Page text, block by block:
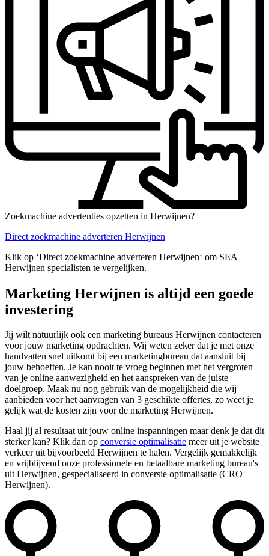
Zoekmachine advertenties opzetten in Herwijnen?
Direct zoekmachine adverteren Herwijnen
Klik op ‘Direct zoekmachine adverteren Herwijnen‘ om SEA
Herwijnen specialisten te vergelijken.
Marketing Herwijnen is altijd een goede
investering
Jij wilt natuurlijk ook een marketing bureaus Herwijnen contacteren
voor jouw marketing opdrachten. Wij weten zeker dat je met onze
handvatten snel uitkomt bij een marketingbureau dat aansluit bij
jouw behoeften. Je kan nooit te vroeg beginnen met het vergroten
van je online aanwezigheid en het aanspreken van de juiste
doelgroep. Maak nu nog gebruik van de mogelijkheid die wij
aanbieden voor het aanvragen van 3 geschikte offertes, zo weet je
gelijk wat de kosten zijn voor de marketing Herwijnen.
Haal jij al resultaat uit jouw online inspanningen maar denk je dat dit
sterker kan? Klik dan op conversie optimalisatie meer uit je website
verkeer uit bijvoorbeeld Herwijnen te halen. Vergelijk gemakkelijk
en vrijblijvend onze professionele en betaalbare marketing bureau's
uit Herwijnen, gespecialiseerd in conversie optimalisatie (CRO
Herwijnen).